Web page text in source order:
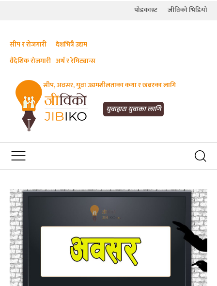
पोडकास्ट जीविको भिडियो
युवाद्वारा युवाका लागि
JIBIKO.COM
तपाईंको जीविकाको साथी
सीप, अवसर, युवा उद्यमशीलताका कथा र खबरका लागि
सीप र रोजगारी
देशभित्रै उद्यम
वैदेशिक रोजगारी अर्थ र रेमिट्यान्स